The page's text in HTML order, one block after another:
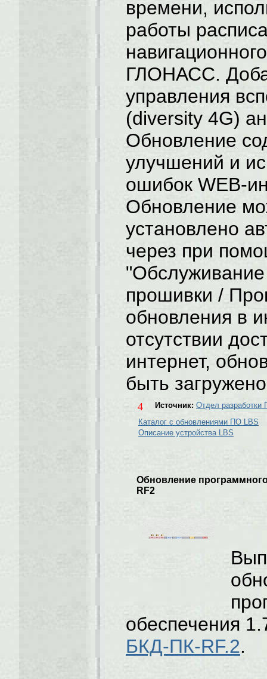
времени,
работы
ГЛОНАСС.
управления
(diversity 4G)
Обновление
улучшений и
ошибок WEB-
Обновление
установлено
через при
прошивки /
обновления в
отсутствии
интернет,
быть
4 Источник: Отдел
Каталог с обновлениями ПО LBS
Описание устройства LBS
Обновление
RF2
обеспечения
БКД-ПК-RF.2.